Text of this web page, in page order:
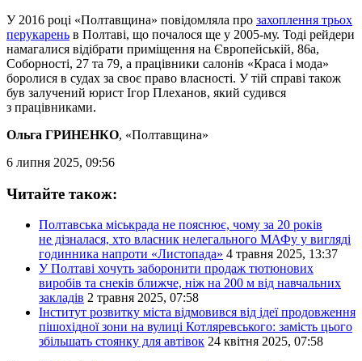
У 2016 році «Полтавщина» повідомляла про захоплення трьох
перукарень в Полтаві, що почалося ще у 2005-му. Тоді рейдери
намагалися відібрати приміщення на Європейській, 86а,
Соборності, 27 та 79, а працівники салонів «Краса і мода»
боролися в судах за своє право власності. У тій справі також
був залучений юрист Ігор Плеханов, який судився
з працівниками.
Ольга ГРИНЕНКО, «Полтавщина»
6 липня 2025, 09:56
Читайте також:
Полтавська міськрада не пояснює, чому за 20 років
не дізналася, хто власник нелегального МАФу у вигляді
годинника напроти «Листопада» 4 травня 2025, 13:37
У Полтаві хочуть заборонити продаж тютюнових
виробів та снеків ближче, ніж на 200 м від навчальних
закладів 2 травня 2025, 07:58
Інститут розвитку міста відмовився від ідеї продовження
пішохідної зони на вулиці Котляревського: замість цього
збільшать стоянку для автівок 24 квітня 2025, 07:58